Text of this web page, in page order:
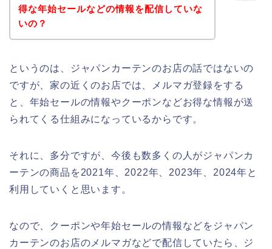
得な年始セールなどの情報を配信していな
いの？
というのは、ジャパンカーテンのお店の話ではないの
ですが、家の近くのお店では、メルマガ登録をする
と、年始セールの情報やクーポンなどお得な情報が送
られてくる仕組みになっているからです。
それに、多分ですが、今後も数多くの人がジャパンカ
ーテンの商品を2021年、2022年、2023年、2024年と
利用していくと思います。
なので、クーポンや年始セールの情報などをジャパン
カーテンのお店のメルマガなどで配信していたら、ジ